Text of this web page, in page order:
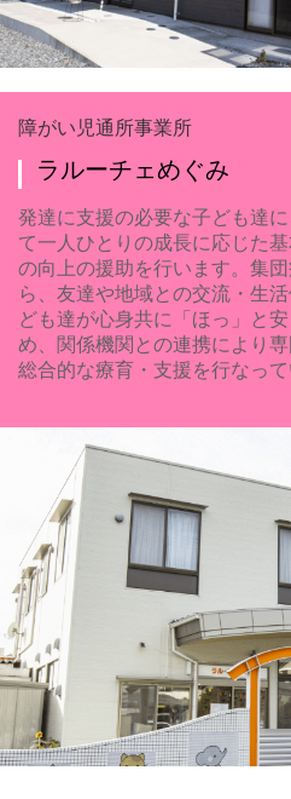
障がい児通所事業所
ラルーチェめぐみ
発達に支援の必要な子ども達
て一人ひとりの成長に応じた
の向上の援助を行います。集
ら、友達や地域との交流・生
ども達が心身共に「ほっ」と
め、関係機関との連携により
総合的な療育・支援を行なって